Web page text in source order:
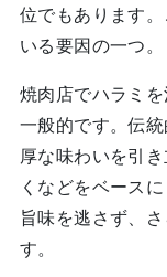
位でもあります
いる要因の一つ。
焼肉店でハラミ
一般的です。伝
厚な味わいを引
くなどをベース
旨味を逃さず、
す。